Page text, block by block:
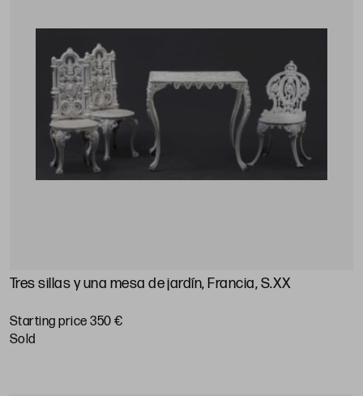
Tres sillas y una mesa de jardín, Francia, S.XX
Starting price 350 €
sold